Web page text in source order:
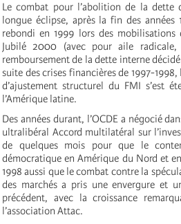
Le combat pour l’abolition de la dette
longue éclipse, après la fin des
rebondi en 1999 lors des mobilisations
Jubilé 2000 (avec pour aile
remboursement de la dette interne
suite des crises financières de 1997-
d’ajustement structurel du FMI s’est
l’Amérique latine.
Des années durant, l’OCDE a négocié
ultralibéral Accord multilatéral sur
de quelques mois pour que le
démocratique en Amérique du Nord et
1998 aussi que le combat contre la
des marchés a pris une envergure et
précédent, avec la croissance
l’association Attac.